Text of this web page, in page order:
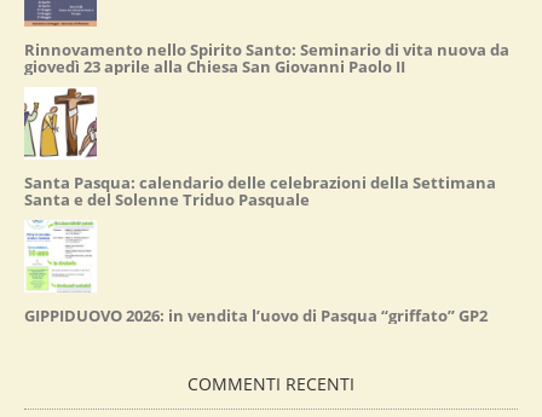
Rinnovamento nello Spirito Santo: Seminario di vita nuova da
giovedì 23 aprile alla Chiesa San Giovanni Paolo II
Santa Pasqua: calendario delle celebrazioni della Settimana
Santa e del Solenne Triduo Pasquale
GIPPIDUOVO 2026: in vendita l’uovo di Pasqua “griffato” GP2
COMMENTI RECENTI